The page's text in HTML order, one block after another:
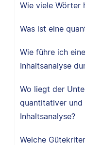
Wie viele Wörter
Was ist eine
Wie führe ich
Inhaltsanalyse
Wo liegt der
quantitativer
Inhaltsanalyse?
Welche